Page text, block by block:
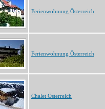
Ferienwohnung Österreich
Ferienwohnung Österreich
Chalet Österreich